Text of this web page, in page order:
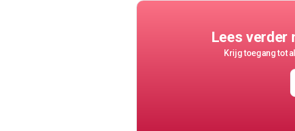
Lees verder
Krijg toegang tot